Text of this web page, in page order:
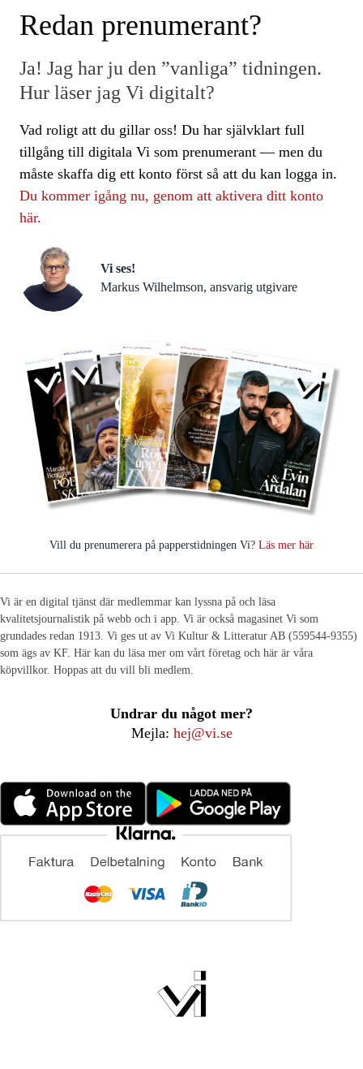
Redan prenumerant?
Ja! Jag har ju den ”vanliga” tidningen.
Hur läser jag Vi digitalt?
Vad roligt att du gillar oss! Du har självklart full
tillgång till digitala Vi som prenumerant — men du
måste skaffa dig ett konto först så att du kan logga in.
Du kommer igång nu, genom att aktivera ditt konto
här.
Vi ses!
Markus Wilhelmson, ansvarig utgivare
Vill du prenumerera på papperstidningen Vi? Läs mer här
Vi är en digital tjänst där medlemmar kan lyssna på och läsa
kvalitetsjournalistik på webb och i app. Vi är också magasinet Vi som
grundades redan 1913. Vi ges ut av Vi Kultur & Litteratur AB (559544-9355)
som ägs av KF. Här kan du läsa mer om vårt företag och här är våra
köpvillkor. Hoppas att du vill bli medlem.
Undrar du något mer?
Mejla: hej@vi.se